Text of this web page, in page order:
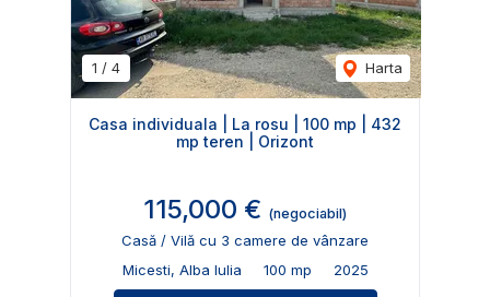
1 / 4 Harta
Casa individuala | La rosu | 100 mp | 432
mp teren | Orizont
115,000 € (negociabil)
Casă / Vilă cu 3 camere de vânzare
Micesti, Alba Iulia
100 mp 2025